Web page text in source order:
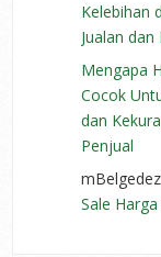
Kelebihan
Jualan dan
Mengapa
Cocok
dan
Penjual
mBelgedez
Sale